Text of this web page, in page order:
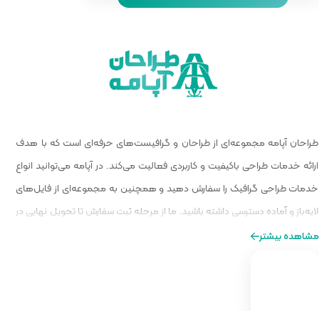
گرافیست‌های حرفه‌ای است که با هدف
می‌کند. در آپامه می‌توانید انواع
همچنین به مجموعه‌ای از فایل‌های
مرحله ثبت سفارش تا تحویل نهایی در
از طراحی را برایتان فراهم کنیم.